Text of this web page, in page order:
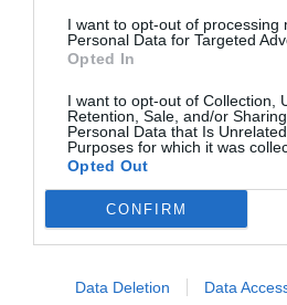
I want to opt-out of processing
Personal Data for Targeted
Opted In
I want to opt-out of Collection,
Retention, Sale, and/or
Personal Data that Is
Purposes for which it was
Opted Out
CONFIRM
Data Deletion Data
Cuatro registros y una
marihuana
entradas y registros en